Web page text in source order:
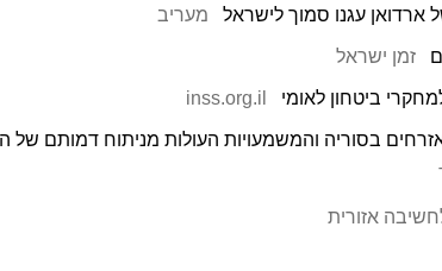
ארדואן עגנו סמוך לישראל מעריב
זמן ישראל
ביטחון לאומי inss.org.il
בסוריה והמשמעויות העולות מניתוח דמותם של
אזורית